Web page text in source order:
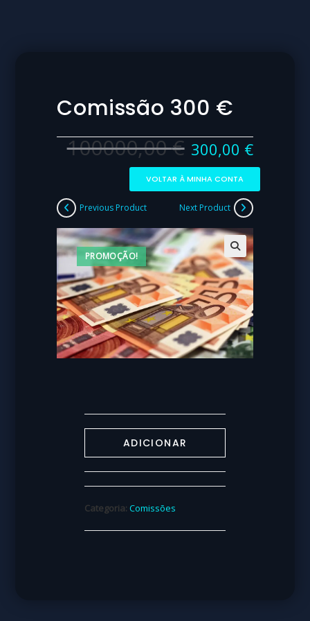
Comissão 300 €
100000,00€ 300,00 €
VOLTAR À MINHA CONTA
PROMOÇÃO!
Previous Product Next Product
ADICIONAR
Categoria:Comissões